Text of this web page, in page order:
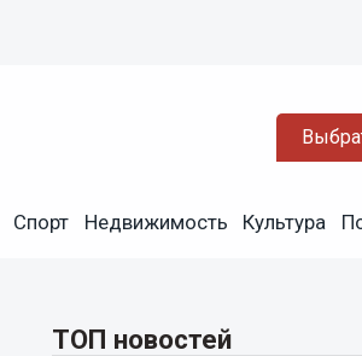
Спорт Недвижимость Культура
ТОП новостей